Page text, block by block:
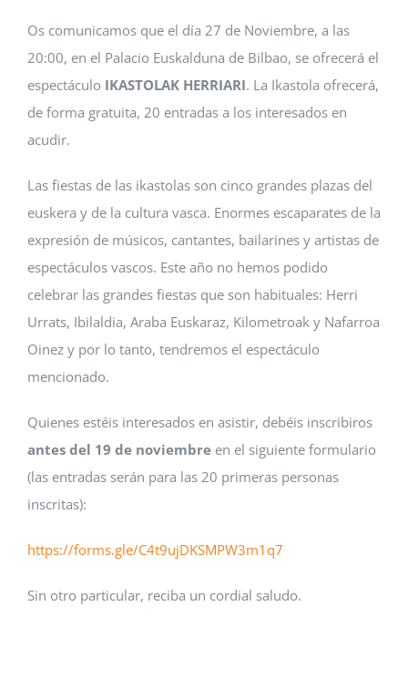
Os comunicamos que el día 27 de Noviembre, a las
20:00, en el Palacio Euskalduna de Bilbao, se ofrecerá el
espectáculo IKASTOLAK HERRIARI. La Ikastola ofrecerá,
de forma gratuita, 20 entradas a los interesados en
acudir.
Las fiestas de las ikastolas son cinco grandes plazas del
euskera y de la cultura vasca. Enormes escaparates de la
expresión de músicos, cantantes, bailarines y artistas de
espectáculos vascos. Este año no hemos podido
celebrar las grandes fiestas que son habituales: Herri
Urrats, Ibilaldia, Araba Euskaraz, Kilometroak y Nafarroa
Oinez y por lo tanto, tendremos el espectáculo
mencionado.
Quienes estéis interesados en asistir, debéis inscribiros
antes del 19 de noviembre en el siguiente formulario
(las entradas serán para las 20 primeras personas
inscritas):
https://forms.gle/C4t9ujDKSMPW3m1q7
Sin otro particular, reciba un cordial saludo.